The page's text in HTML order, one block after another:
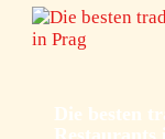
Die besten
Restaurants